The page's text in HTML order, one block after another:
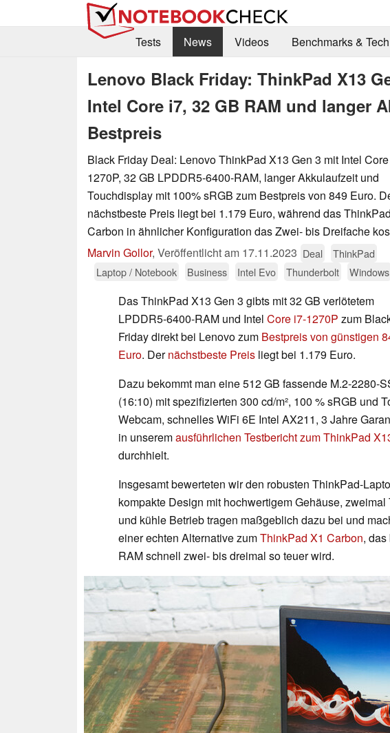
Tests
News Videos Benchmarks & Tech
Lenovo Black Friday: ThinkPad X13
Intel Core i7, 32 GB RAM und langer
Bestpreis
Black Friday Deal: Lenovo ThinkPad X13 Gen 3 mit Intel
1270P, 32 GB LPDDR5-6400-RAM, langer Akkulaufzeit und
Touchdisplay mit 100% sRGB zum Bestpreis von 849 Euro.
nächstbeste Preis liegt bei 1.179 Euro, während das
Carbon in ähnlicher Konfiguration das Zwei- bis Dreifache
Marvin Gollor, Veröffentlicht am 17.11.2023 Deal
ThinkPad
Laptop / Notebook
Business Intel Evo Thunderbolt Windows
Das ThinkPad X13 Gen 3 gibts mit 32 GB verlötetem
LPDDR5-6400-RAM und Intel Core i7-1270P zum
Friday direkt bei Lenovo zum Bestpreis von günstigen
Euro. Dernächstbeste Preis liegt bei 1.179 Euro.
Dazu bekommt man eine 512 GB fassende M.2-2280-
(16:10) mit spezifizierten 300 cd/m², 100 % sRGB und
Webcam, schnelles WiFi 6E Intel AX211, 3 Jahre
in unseremausführlichen Testbericht zum ThinkPad
durchhielt.
Insgesamt bewerteten wir den robusten ThinkPad-
kompakte Design mit hochwertigem Gehäuse,
und kühle Betrieb tragen maßgeblich dazu bei und
einer echten Alternative zumThinkPad X1 Carbon,
RAM schnell zwei- bis dreimal so teuer wird.